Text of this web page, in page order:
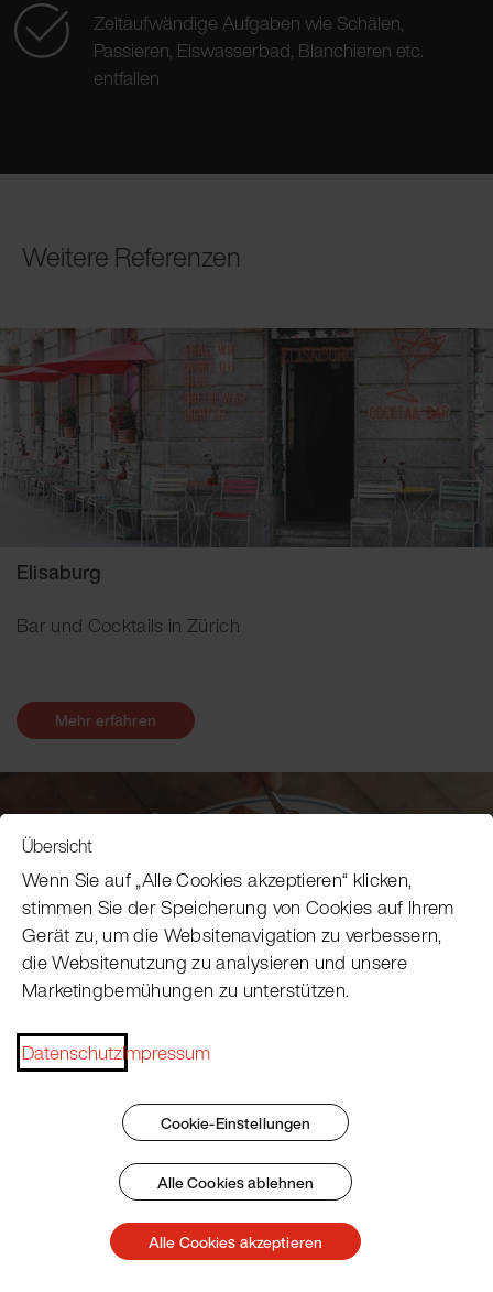
Zeitaufwändige Aufgaben wie Schälen,
Passieren, Eiswasserbad, Blanchieren etc.
entfallen
Weitere Referenzen
Elisaburg
Bar und Cocktails in Zürich
Mehr erfahren
Backstube in Wien
Mehr erfahren
Übersicht
Wenn Sie auf „Alle Cookies akzeptieren“ klicken,
stimmen Sie der Speicherung von Cookies auf Ihrem
Gerät zu, um die Websitenavigation zu verbessern,
die Websitenutzung zu analysieren und unsere
Marketingbemühungen zu unterstützen.
DatenschutzImpressum
Cookie-Einstellungen
Alle Cookies ablehnen
Alle Cookies akzeptieren